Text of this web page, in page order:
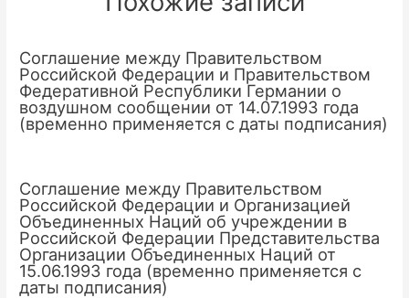
Соглашение между Правительством
Российской Федерации и Правительством
Федеративной Республики Германии о
воздушном сообщении от 14.07.1993 года
(временно применяется с даты подписания)
Соглашение между Правительством
Российской Федерации и Организацией
Объединенных Наций об учреждении в
Российской Федерации Представительства
Организации Объединенных Наций от
15.06.1993 года (временно применяется с
даты подписания)